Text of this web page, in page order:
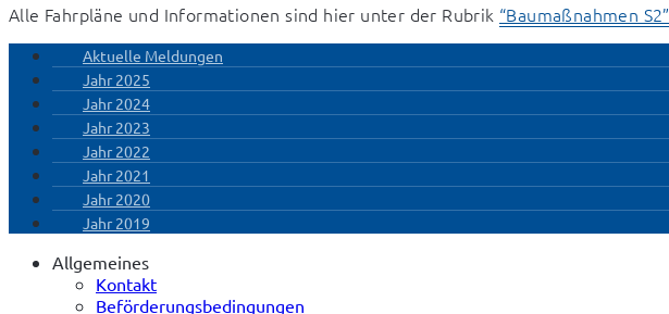
Alle Fahrpläne und Informationen sind hier unter der Rubrik “Baumaßnahmen S2”
Aktuelle Meldungen
Jahr 2025
Jahr 2024
Jahr 2023
Jahr 2022
Jahr 2021
Jahr 2020
Jahr 2019
Allgemeines
Kontakt
Beförderungsbedingungen